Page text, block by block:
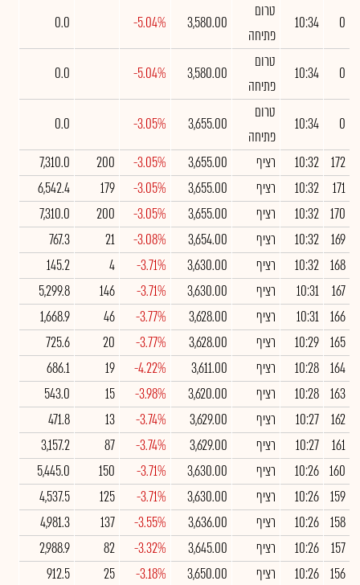
0
10:34
טרום
פתיחה
3,580.00
-5.04%
0.0
0
10:34
טרום
פתיחה
3,580.00
-5.04%
0.0
0
10:34
טרום
פתיחה
3,655.00
-3.05%
0.0
172
10:32 רציף 3,655.00
-3.05%
200
7,310.0
171
10:32 רציף 3,655.00
-3.05%
179
6,542.4
170
10:32 רציף 3,655.00
-3.05%
200
7,310.0
169
10:32 רציף 3,654.00
-3.08%
21
767.3
168
10:32 רציף 3,630.00
-3.71%
4
145.2
167
10:31 רציף 3,630.00
-3.71%
146
5,299.8
166
10:31 רציף 3,628.00
-3.77%
46
1,668.9
165
10:29 רציף 3,628.00
-3.77%
20
725.6
164
10:28 רציף 3,611.00
-4.22%
19
686.1
163
10:28 רציף 3,620.00
-3.98%
15
543.0
162
10:27 רציף 3,629.00
-3.74%
13
471.8
161
10:27 רציף 3,629.00
-3.74%
87
3,157.2
160
10:26 רציף 3,630.00
-3.71%
150
5,445.0
159
10:26 רציף 3,630.00
-3.71%
125
4,537.5
158
10:26 רציף 3,636.00
-3.55%
137
4,981.3
157
10:26 רציף 3,645.00
-3.32%
82
2,988.9
156
10:26 רציף 3,650.00
-3.18%
25
912.5